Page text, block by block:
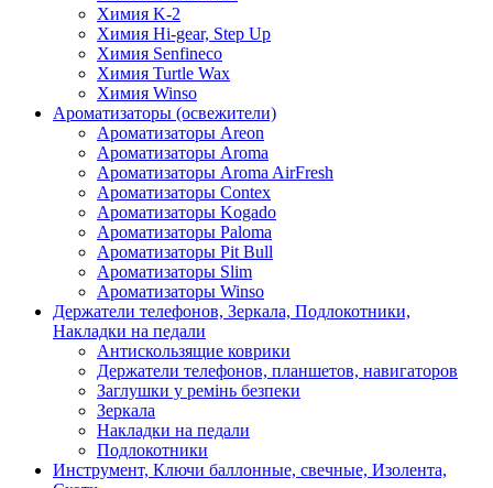
Химия K-2
Химия Hi-gear, Step Up
Химия Senfineco
Химия Turtle Wax
Химия Winso
Ароматизаторы (освежители)
Ароматизаторы Areon
Ароматизаторы Aroma
Ароматизаторы Aroma AirFresh
Ароматизаторы Contex
Ароматизаторы Kogado
Ароматизаторы Paloma
Ароматизаторы Pit Bull
Ароматизаторы Slim
Ароматизаторы Winso
Держатели телефонов, Зеркала, Подлокотники,
Накладки на педали
Антискользящие коврики
Держатели телефонов, планшетов, навигаторов
Заглушки у ремінь безпеки
Зеркала
Накладки на педали
Подлокотники
Инструмент, Ключи баллонные, свечные, Изолента,